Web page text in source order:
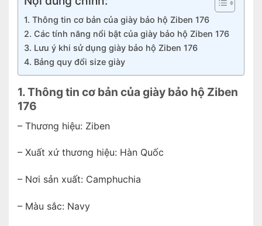
1. Thông tin cơ bản của giày bảo hộ Ziben 176
2. Các tính năng nổi bật của giày bảo hộ Ziben 176
3. Lưu ý khi sử dụng giày bảo hộ Ziben 176
4. Bảng quy đổi size giày
1. Thông tin cơ bản của giày bảo hộ Ziben
176
– Thương hiệu: Ziben
– Xuất xứ thương hiệu: Hàn Quốc
– Nơi sản xuất: Camphuchia
– Màu sắc: Navy